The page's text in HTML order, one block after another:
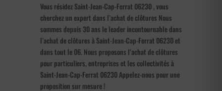
Vous résidez Saint-Jean-Cap-Ferrat 06230 , vous
cherchez un expert dans l’achat de clôtures Nous
sommes depuis 30 ans le leader incontournable dans
l’achat de clôtures à Saint-Jean-Cap-Ferrat 06230 et
dans tout le 06. Nous proposons l’achat de clôtures
pour particuliers, entreprises et les collectivités à
Saint-Jean-Cap-Ferrat 06230 Appelez-nous pour une
proposition sur mesure !